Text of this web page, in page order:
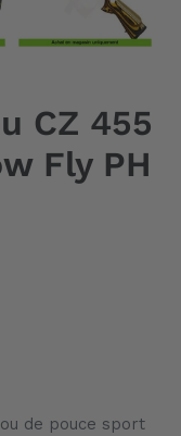
CZ 455
Fly PH
de pouce sport